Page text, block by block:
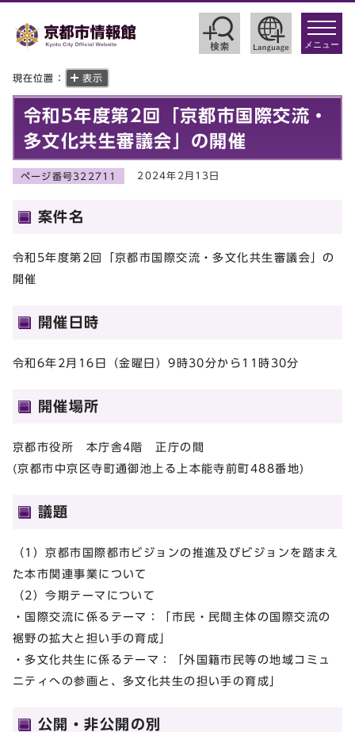
toggle
メニュー
現在位置： 表示
令和5年度第2回「京都市国際交流・
多文化共生審議会」の開催
ページ番号322711 2024年2月13日
案件名
令和5年度第2回「京都市国際交流・多文化共生審議会」の
開催
開催日時
令和6年2月16日（金曜日）9時30分から11時30分
開催場所
京都市役所 本庁舎4階 正庁の間
(京都市中京区寺町通御池上る上本能寺前町488番地)
議題
（1）京都市国際都市ビジョンの推進及びビジョンを踏まえ
た本市関連事業について
（2）今期テーマについて
・国際交流に係るテーマ：「市民・民間主体の国際交流の
裾野の拡大と担い手の育成」
・多文化共生に係るテーマ：「外国籍市民等の地域コミュ
ニティへの参画と、多文化共生の担い手の育成」
公開・非公開の別